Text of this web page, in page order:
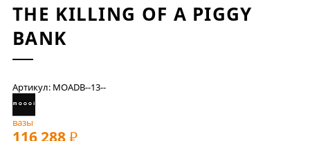
THE KILLING OF A PIGGY
BANK
Артикул: MOADB--13--
вазы
116 288 РУБ